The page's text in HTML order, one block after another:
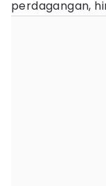
perdagangan,